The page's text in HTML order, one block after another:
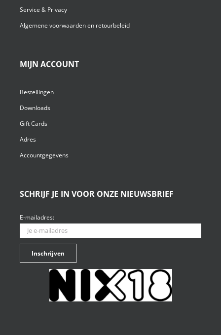
Service & Privacy
Algemene voorwaarden en retourbeleid
MIJN ACCOUNT
Bestellingen
Downloads
Gift Cards
Adres
Accountgegevens
SCHRIJF JE IN VOOR ONZE NIEUWSBRIEF
E-mailadres: